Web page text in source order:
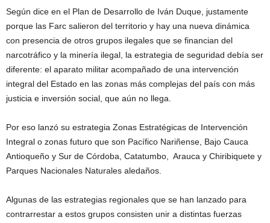
Según dice en el Plan de Desarrollo de Iván Duque, justamente
porque las Farc salieron del territorio y hay una nueva dinámica
con presencia de otros grupos ilegales que se financian del
narcotráfico y la minería ilegal, la estrategia de seguridad debía ser
diferente: el aparato militar acompañado de una intervención
integral del Estado en las zonas más complejas del país con más
justicia e inversión social, que aún no llega.
Por eso lanzó su estrategia Zonas Estratégicas de Intervención
Integral o zonas futuro que son Pacífico Nariñense, Bajo Cauca
Antioqueño y Sur de Córdoba, Catatumbo, Arauca y Chiribiquete y
Parques Nacionales Naturales aledaños.
Algunas de las estrategias regionales que se han lanzado para
contrarrestar a estos grupos consisten unir a distintas fuerzas